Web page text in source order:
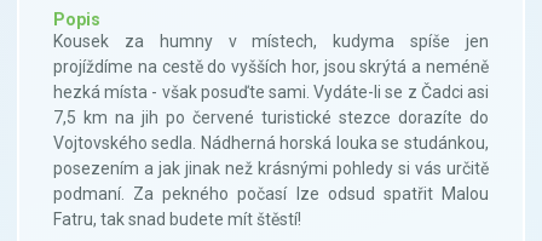
Popis
Kousek za humny v místech, kudyma spíše jen
projíždíme na cestě do vyšších hor, jsou skrýtá a neméně
hezká místa - však posuďte sami. Vydáte-li se z Čadci asi
7,5 km na jih po červené turistické stezce dorazíte do
Vojtovského sedla. Nádherná horská louka se studánkou,
posezením a jak jinak než krásnými pohledy si vás určitě
podmaní. Za pekného počasí lze odsud spatřit Malou
Fatru, tak snad budete mít štěstí!